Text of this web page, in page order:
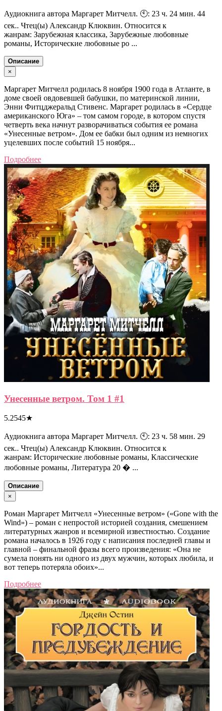
Аудиокнига автора Маргарет Митчелл. 🕙: 23 ч. 24 мин. 44
сек.. Чтец(ы) Александр Клюквин. Относится к
жанрам: Зарубежная классика, Зарубежные любовные
романы, Исторические любовные ро ...
Описание
×
Маргарет Митчелл родилась 8 ноября 1900 года в Атланте, в
доме своей овдовевшей бабушки, по материнской линии,
Энни Фитцджеральд Стивенс. Маргарет родилась в «Сердце
американского Юга» – том самом городе, в котором спустя
четверть века начнут разворачиваться события ее романа
«Унесенные ветром». Дом ее бабки был одним из немногих
уцелевших после событий 15 ноября...
Подробнее
Унесенные ветром. Том 1 #1
5.2545★
Аудиокнига автора Маргарет Митчелл. 🕙: 23 ч. 58 мин. 29
сек.. Чтец(ы) Александр Клюквин. Относится к
жанрам: Исторические любовные романы, Классические
любовные романы, Литература 20 � ...
Описание
×
Роман Маргарет Митчелл «Унесенные ветром» («Gone with the
Wind») – роман с непростой историей создания, смешением
литературных жанров и всемирной известностью. Создание
романа началось в 1926 году с написания последней главы и
главной – финальной фразы всего произведения: «Она не
сумела понять ни одного из двух мужчин, которых любила, и
вот теперь потеряла обоих»...
Подробнее